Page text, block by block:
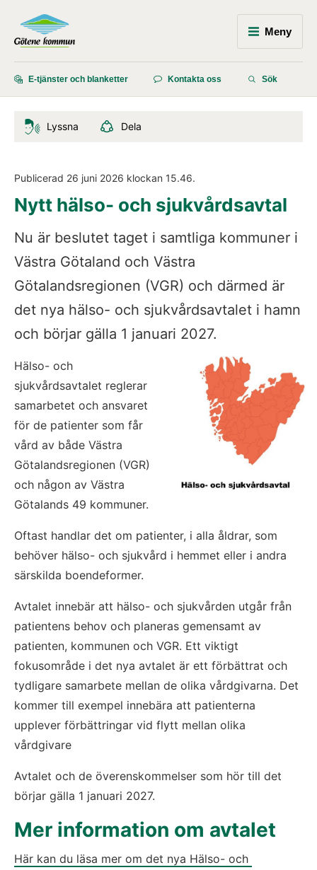
Meny
E-tjänster och blanketter Kontakta oss Sök
Lyssna Dela
Publicerad 26 juni 2026 klockan 15.46.
Nytt hälso- och sjukvårdsavtal
Nu är beslutet taget i samtliga kommuner i
Västra Götaland och Västra
Götalandsregionen (VGR) och därmed är
det nya hälso- och sjukvårdsavtalet i hamn
och börjar gälla 1 januari 2027.
Hälso- och
sjukvårdsavtalet reglerar
samarbetet och ansvaret
för de patienter som får
vård av både Västra
Götalandsregionen (VGR)
och någon av Västra
Götalands 49 kommuner.
Oftast handlar det om patienter, i alla åldrar, som
behöver hälso- och sjukvård i hemmet eller i andra
särskilda boendeformer.
Avtalet innebär att hälso- och sjukvården utgår från
patientens behov och planeras gemensamt av
patienten, kommunen och VGR. Ett viktigt
fokusområde i det nya avtalet är ett förbättrat och
tydligare samarbete mellan de olika vårdgivarna. Det
kommer till exempel innebära att patienterna
upplever förbättringar vid flytt mellan olika
vårdgivare
Avtalet och de överenskommelser som hör till det
börjar gälla 1 januari 2027.
Mer information om avtalet
Här kan du läsa mer om det nya Hälso- och